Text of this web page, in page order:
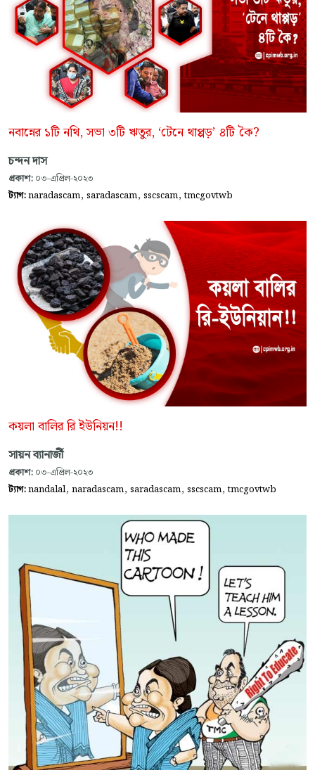
নবান্নের ১টি নথি, সভা ৩টি ঋতুর, ‘টেনে থাপ্পড়’ ৪টি কৈ?
চন্দন দাস
প্রকাশ: ০৩-এপ্রিল-২০২৩
ট্যাগ:naradascam, saradascam, sscscam,tmcgovtwb
কয়লা বালির রি ইউনিয়ন!!
সায়ন ব্যানার্জী
প্রকাশ: ০৩-এপ্রিল-২০২৩
ট্যাগ:nandalal, naradascam, saradascam, sscscam,tmcgovtwb